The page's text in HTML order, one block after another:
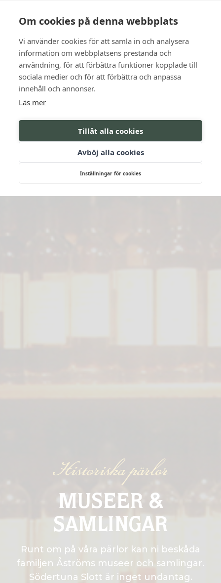
Om cookies på denna webbplats
Vi använder cookies för att samla in och analysera
information om webbplatsens prestanda och
användning, för att förbättra funktioner kopplade till
sociala medier och för att förbättra och anpassa
innehåll och annonser.
Läs mer
Tillåt alla cookies
Avböj alla cookies
Inställningar för cookies
BOKA
Historiska pärlor
MUSEER &
SAMLINGAR
Runt om på våra pärlor kan ni beskåda
familjen Åströms museer och samlingar.
Södertuna Slott är inget undantag.